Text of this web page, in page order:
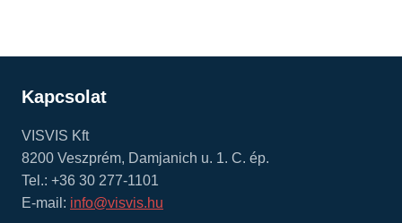
Kapcsolat
VISVIS Kft
8200 Veszprém, Damjanich u. 1. C. ép.
Tel.: +36 30 277-1101
E-mail: info@visvis.hu